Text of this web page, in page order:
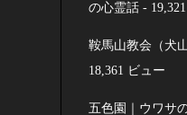
の心霊話 -
鞍馬山教会（犬
18,361 ビュー
五色園｜ウワサ